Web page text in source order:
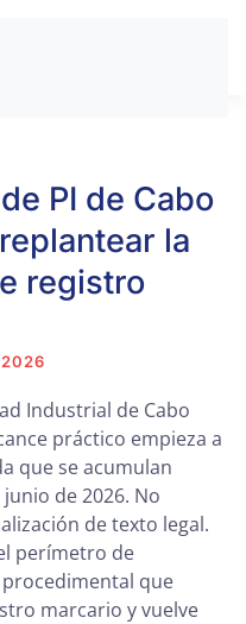
PI de Cabo
la
registro
Industrial de Cabo
práctico empieza a
que se acumulan
de 2026. No
de texto legal.
perímetro de
que
marcario y vuelve